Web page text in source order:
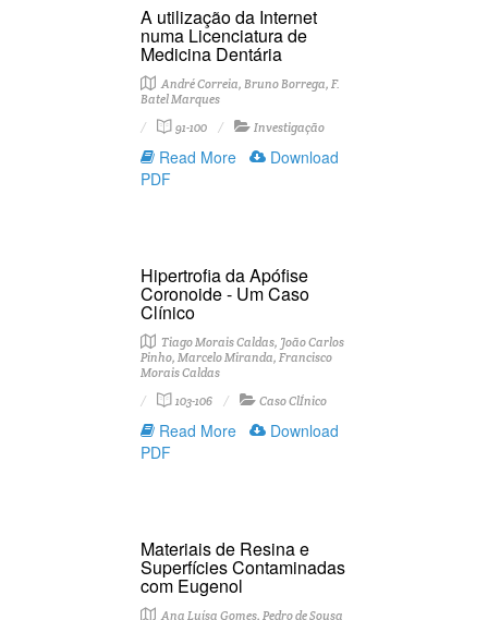
A utilização da Internet
numa Licenciatura de
Medicina Dentária
André Correia, Bruno Borrega, F.
Batel Marques
91-100
Investigação
Read More
Download
PDF
Hipertrofia da Apófise
Coronoide - Um Caso
Clínico
Tiago Morais Caldas, João Carlos
Pinho, Marcelo Miranda, Francisco
Morais Caldas
103-106
Caso ClÍnico
Read More
Download
PDF
Materiais de Resina e
Superfícies Contaminadas
com Eugenol
Ana Luísa Gomes, Pedro de Sousa